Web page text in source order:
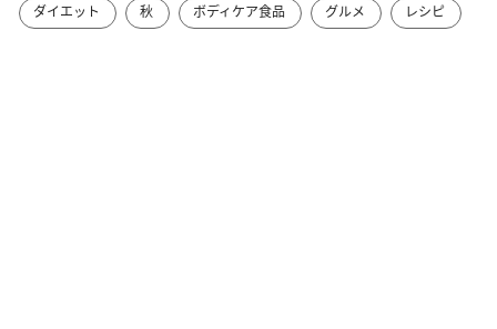
ダイエット
秋 ボディケア食品 グルメ レシピ